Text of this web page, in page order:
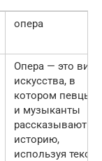
опера
Опера — это вид
искусства, в
котором певцы
и музыканты
рассказывают
историю,
используя текст